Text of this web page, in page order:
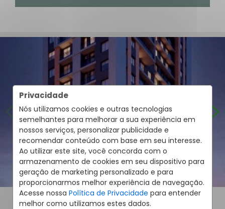
Privacidade
Nós utilizamos cookies e outras tecnologias
semelhantes para melhorar a sua experiência em
nossos serviços, personalizar publicidade e
recomendar conteúdo com base em seu interesse.
Ao utilizar este site, você concorda com o
armazenamento de cookies em seu dispositivo para
geração de marketing personalizado e para
proporcionarmos melhor experiência de navegação.
Acesse nossa Política de Privacidade para entender
melhor como utilizamos estes dados.